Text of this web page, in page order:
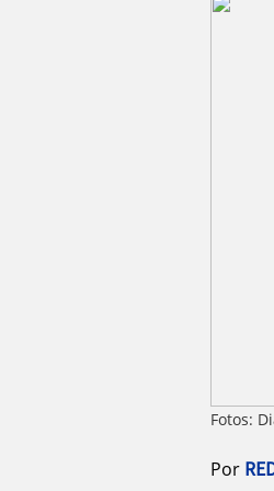
Fotos:
Por